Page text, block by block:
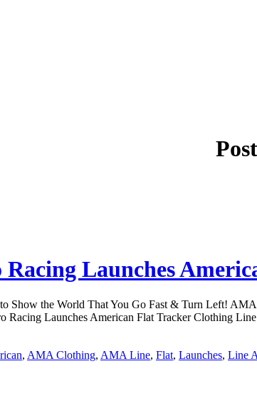
Launches
Show the World That You Go Fast & Turn Left!
Launches American Flat Tracker Clothing Line
, AMA Clothing, AMA Line, Flat, Launches, Line